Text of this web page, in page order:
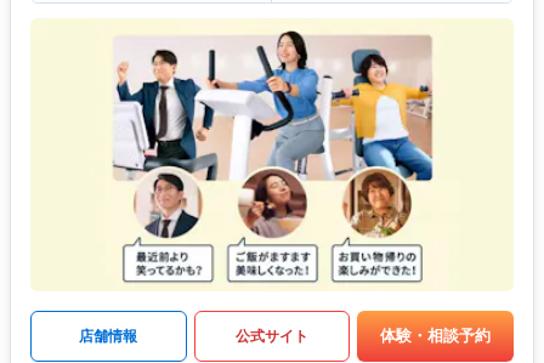
店舗情報 公式サイト 体験・相談予約